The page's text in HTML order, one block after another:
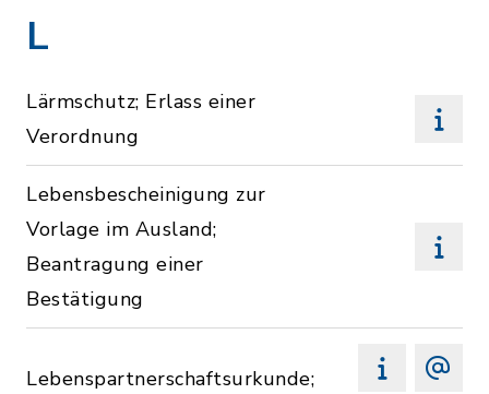
L
Lärmschutz; Erlass einer
Verordnung
Lebensbescheinigung zur
Vorlage im Ausland;
Beantragung einer
Bestätigung
Lebenspartnerschaftsurkunde;